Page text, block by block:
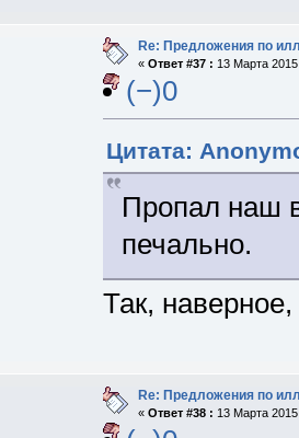
Re: Предложения по
« Ответ #37 : 13 Марта
(−)0
Цитата:
Пропал наш
печально.
Так,
Re: Предложения по
« Ответ #38 : 13 Марта